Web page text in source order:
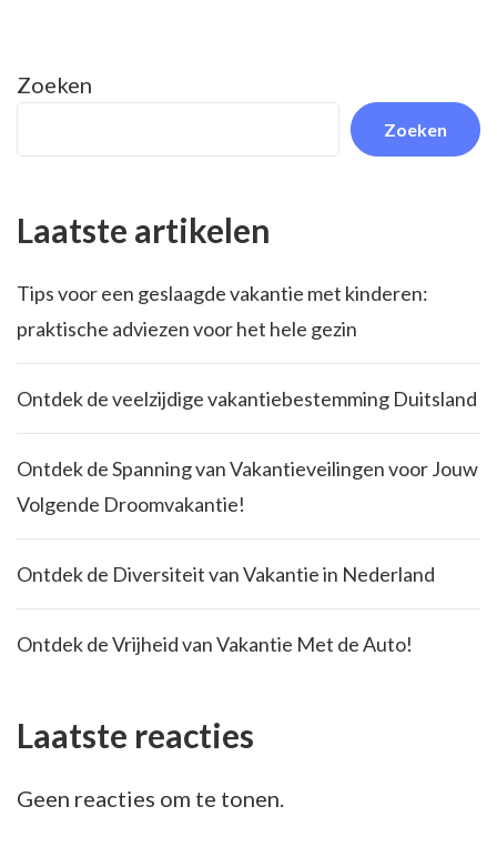
Zoeken
Zoeken
Laatste artikelen
Tips voor een geslaagde vakantie met kinderen:
praktische adviezen voor het hele gezin
Ontdek de veelzijdige vakantiebestemming Duitsland
Ontdek de Spanning van Vakantieveilingen voor Jouw
Volgende Droomvakantie!
Ontdek de Diversiteit van Vakantie in Nederland
Ontdek de Vrijheid van Vakantie Met de Auto!
Laatste reacties
Geen reacties om te tonen.